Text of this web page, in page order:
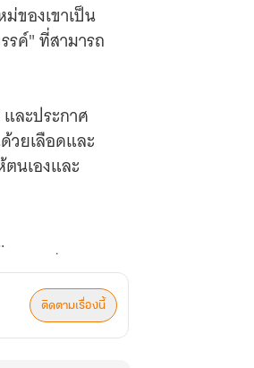
ของเขาเป็น
ค์" ที่สามารถ
ละประกาศ
วยเลือดและ
นเองและ
! (บทที่ 41-80)
ติดตามเรื่องนี้